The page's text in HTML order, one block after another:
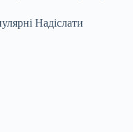
Надіслати